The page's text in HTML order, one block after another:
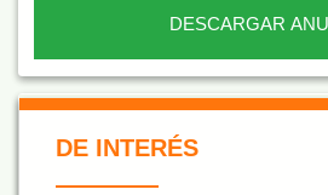
DESCARGAR
De Interés NARANJA
DE INTERÉS